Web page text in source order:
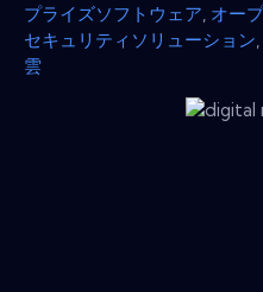
プライズソフトウェア オー
セキュリティソリューション
雲